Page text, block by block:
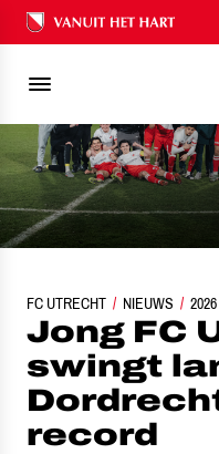
Ons nalatenschap
FC UTRECHT NIEUWS 2026
JONG FC UTRECHT
Jong FC
swingt
record